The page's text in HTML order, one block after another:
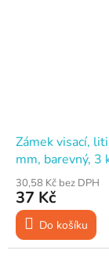
Zámek visací,
mm, barevný, 3
30,58 Kč bez DPH
37 Kč
Do košíku